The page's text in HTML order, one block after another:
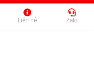
Liên hệ Zalo